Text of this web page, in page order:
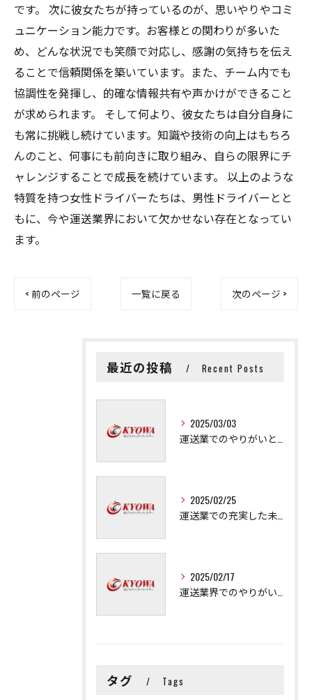
です。 次に彼女たちが持っているのが、思いやりやコミ
ュニケーション能力です。お客様との関わりが多いた
め、どんな状況でも笑顔で対応し、感謝の気持ちを伝え
ることで信頼関係を築いています。また、チーム内でも
協調性を発揮し、的確な情報共有や声かけができること
が求められます。 そして何より、彼女たちは自分自身に
も常に挑戦し続けています。知識や技術の向上はもちろ
んのこと、何事にも前向きに取り組み、自らの限界にチ
ャレンジすることで成長を続けています。 以上のような
特質を持つ女性ドライバーたちは、男性ドライバーとと
もに、今や運送業界において欠かせない存在となってい
ます。
< 前のページ 一覧に戻る 次のページ >
最近の投稿 Recent Posts
2025/03/03
2025/02/25
2025/02/17
タグ Tags